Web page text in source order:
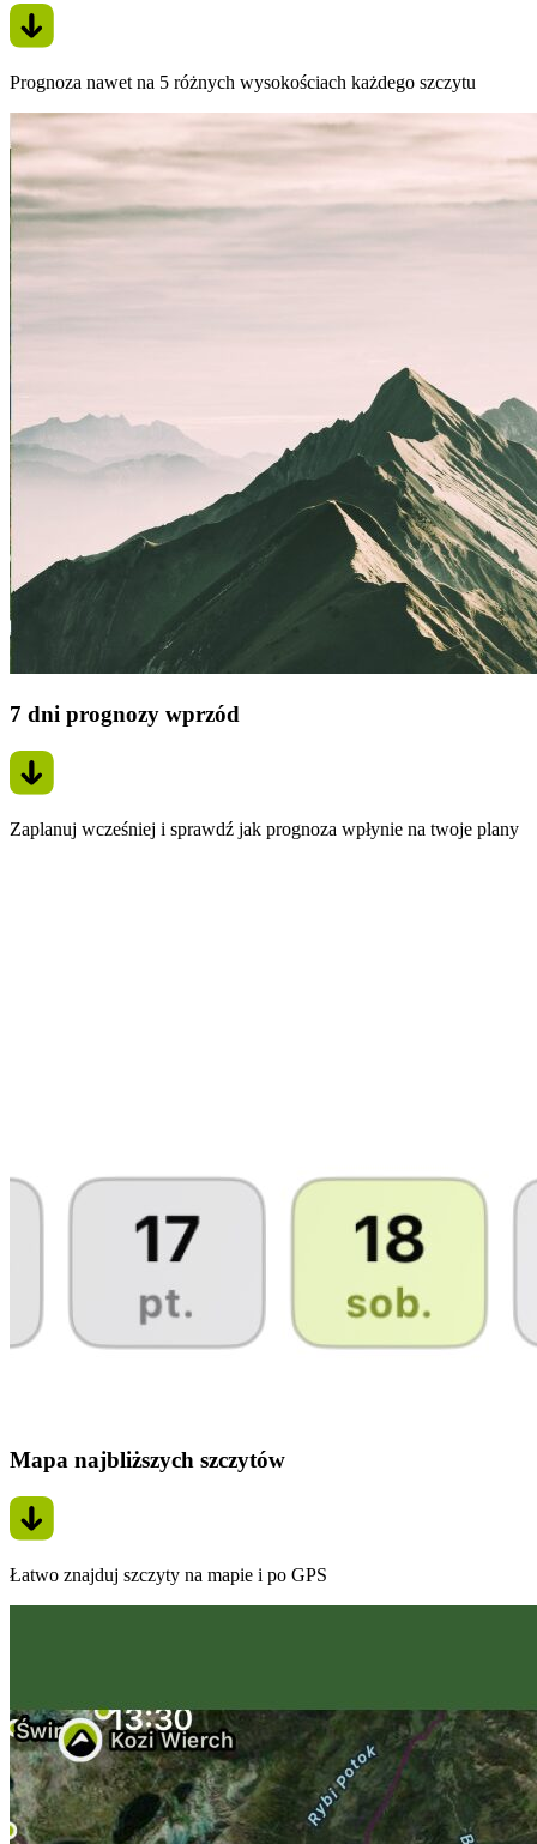
Prognoza nawet na 5 różnych wysokościach każdego szczytu
7 dni prognozy wprzód
Zaplanuj wcześniej i sprawdź jak prognoza wpłynie na twoje plany
Mapa najbliższych szczytów
Łatwo znajduj szczyty na mapie i po GPS